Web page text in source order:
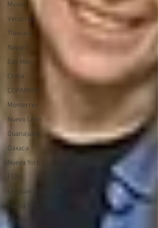
Museo
Veracruz
Tlaxcala
Nayarit
Edo Mex
China
COPARMEX
Monterrey
Nuevo León
Guanajuato
Oaxaca
Nueva York
FLIN
Lenguas Indígenas
Nueva York
Acapulco